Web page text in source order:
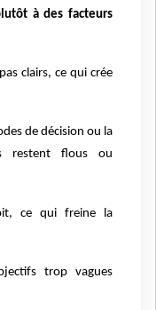
à des facteurs
clairs, ce qui crée
de décision ou la
restent flous ou
ce qui freine la
trop vagues